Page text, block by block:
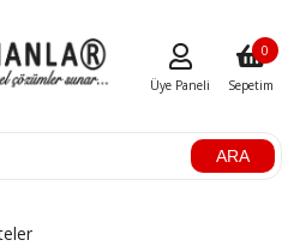
ARA
Üye Paneli Sepetim
0